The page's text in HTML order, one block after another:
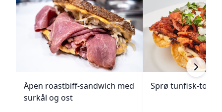
Åpen roastbiff-sandwich med
surkål og ost
Sprø tunfisk-